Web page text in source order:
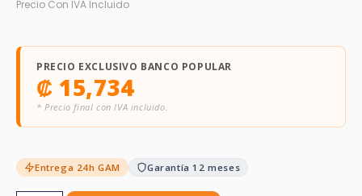
PRECIO EXCLUSIVO BANCO POPULAR
₡ 15,734
* Precio final con IVA incluido.
Entrega 24h GAM Garantía 12 meses